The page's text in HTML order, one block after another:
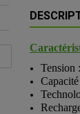
Tension